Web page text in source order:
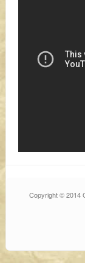
Copyright © 2014